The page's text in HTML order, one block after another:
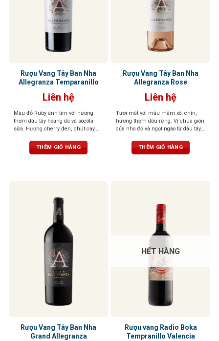
Rượu Vang Tây Ban Nha
Allegranza Temparanillo
Liên hệ
Màu đỏ Ruby ánh tím với hương
thơm dâu tây hoang dã và sôcôla
sữa. Hương cherry đen, chút cay,
khó quênTHÊM GIỎ HÀNG
Rượu Vang Tây Ban Nha
Allegranza Rose
Liên hệ
Tươi mát với màu mâm xôi chín,
hương thơm dâu rừng. Vị chua giòn
của nho đỏ và ngọt ngào từ dâu tây,
THÊM GIỎ HÀNG
Rượu Vang Tây Ban Nha
Grand Allegranza
HẾT HÀNG
Rượu vang Radio Boka
Tempranillo Valencia